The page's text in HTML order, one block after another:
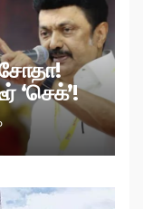
‘செக்’!